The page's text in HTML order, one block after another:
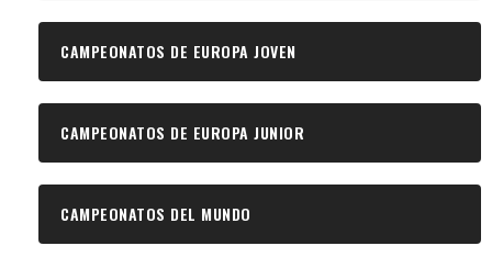
CAMPEONATOS DE EUROPA JOVEN
CAMPEONATOS DE EUROPA JUNIOR
CAMPEONATOS DEL MUNDO